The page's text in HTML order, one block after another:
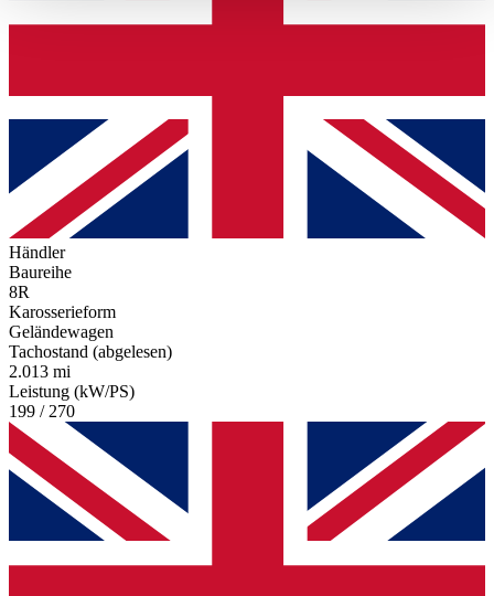
Händler
Baureihe
8R
Karosserieform
Geländewagen
Tachostand (abgelesen)
2.013 mi
Leistung (kW/PS)
199 / 270